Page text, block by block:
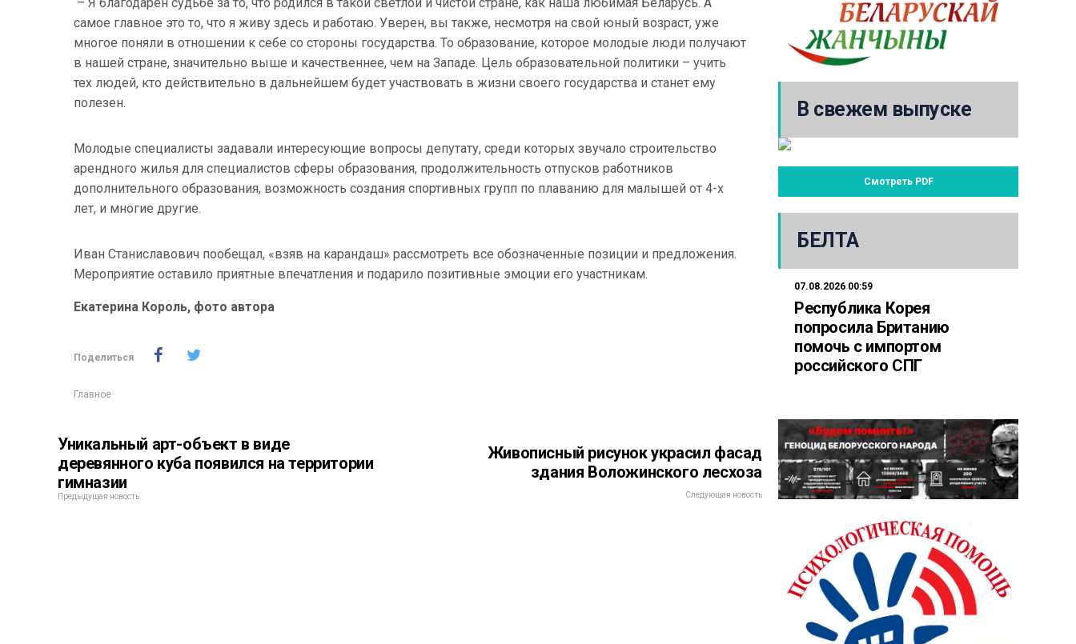
самое главное это то, что я живу здесь и работаю. Уверен, вы также, несмотря на свой юный возраст, уже
многое поняли в отношении к себе со стороны государства. То образование, которое молодые люди получают
в нашей стране, значительно выше и качественнее, чем на Западе. Цель образовательной политики – учить
тех людей, кто действительно в дальнейшем будет участвовать в жизни своего государства и станет ему
полезен.
Молодые специалисты задавали интересующие вопросы депутату, среди которых звучало строительство
арендного жилья для специалистов сферы образования, продолжительность отпусков работников
дополнительного образования, возможность создания спортивных групп по плаванию для малышей от 4-х
лет, и многие другие.
Иван Станиславович пообещал, «взяв на карандаш» рассмотреть все обозначенные позиции и предложения.
Мероприятие оставило приятные впечатления и подарило позитивные эмоции его участникам.
Екатерина Король, фото автора
Поделиться
Главное
Уникальный арт-объект в виде
деревянного куба появился на территории
гимназии
Предыдущая новость
Живописный рисунок украсил фасад
здания Воложинского лесхоза
Следующая новость
В свежем выпуске
Смотреть PDF
БЕЛТА
07.08.2026 00:59
Республика Корея
попросила Британию
помочь с импортом
российского СПГ